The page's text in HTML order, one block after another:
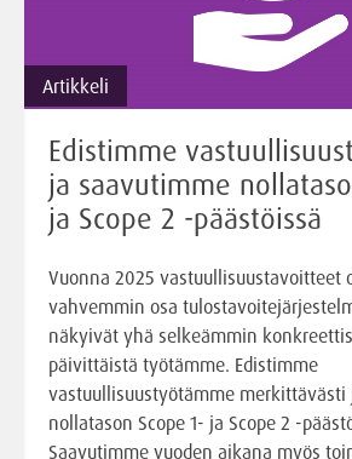
Artikkeli
Edistimme
ja saavutimme
ja Scope 2 -päästöissä
Vuonna 2025 vastuullisuustavoitteet
vahvemmin osa
näkyivät yhä selkeämmin
päivittäistä työtämme. Edistimme
vastuullisuustyötämme merkittävästi
nollatason Scope 1- ja Scope 2 -
Saavutimme vuoden aikana myös